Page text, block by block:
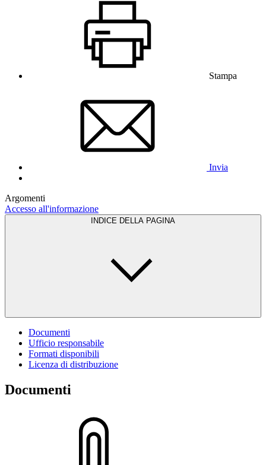
Stampa
Invia
Argomenti
Accesso all'informazione
INDICE DELLA PAGINA
Documenti
Ufficio responsabile
Formati disponibili
Licenza di distribuzione
Documenti